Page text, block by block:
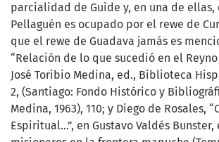
parcialidad de Guide y, en una de ellas,
Pellaguén es ocupado por el rewe de
que el rewe de Guadava jamás es
“Relación de lo que sucedió en el Reyno
José Toribio Medina, ed., Biblioteca
2, (Santiago: Fondo Histórico y
Medina, 1963), 110; y Diego de Rosales,
Espiritual...”, en Gustavo Valdés Bunster,